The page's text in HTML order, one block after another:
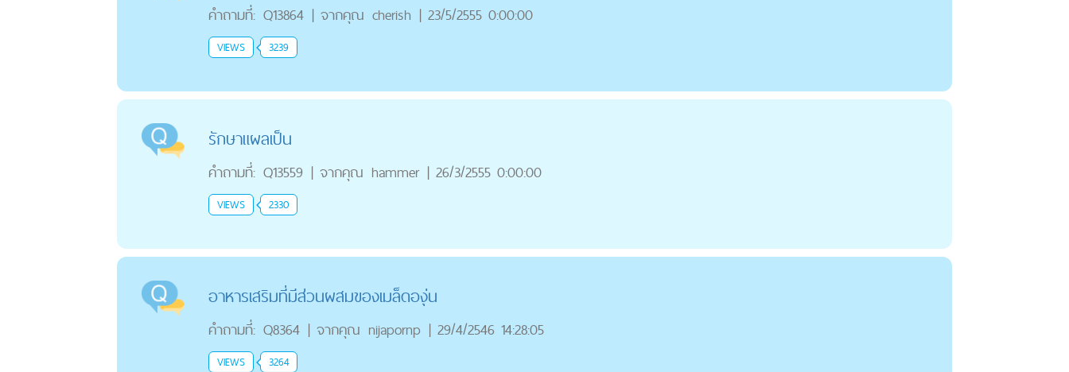
คำถามที่: Q13864 | จากคุณ cherish | 23/5/2555 0:00:00
VIEWS 3239
รักษาแผลเป็น
คำถามที่: Q13559 | จากคุณ hammer | 26/3/2555 0:00:00
VIEWS 2330
อาหารเสริมที่มีส่วนผสมของเมล็ดองุ่น
คำถามที่: Q8364 | จากคุณ nijapornp | 29/4/2546 14:28:05
VIEWS 3264